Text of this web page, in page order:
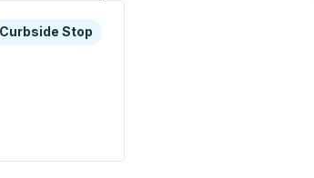
para explorar más sobre esta
Stop
Curbside Stop